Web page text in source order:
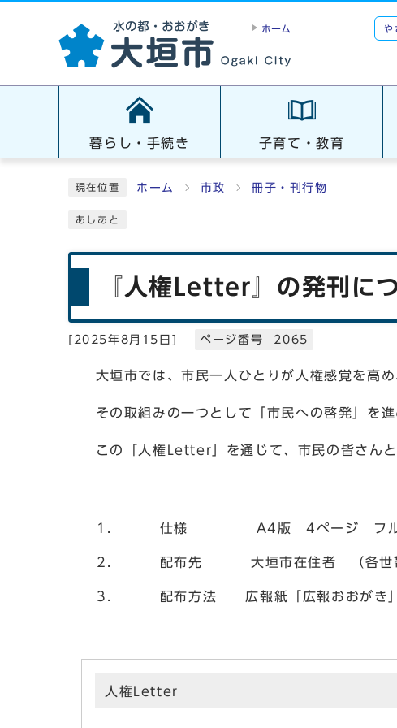
ホーム や
暮らし・手続き 子育て・教育
現在位置 ホーム 市政 冊子・刊行物
あしあと
『人権Letter』の発刊に
2025年8月15日 ページ番号 2065
大垣市では、市民一人ひとりが人権感覚を高
その取組みの一つとして「市民への啓発」を
この「人権Letter」を通じて、市民の皆さん
仕様 A4版 4ページ フル
配布先 大垣市在住者 （各世
配布方法 広報紙「広報おおがき」
人権Letter